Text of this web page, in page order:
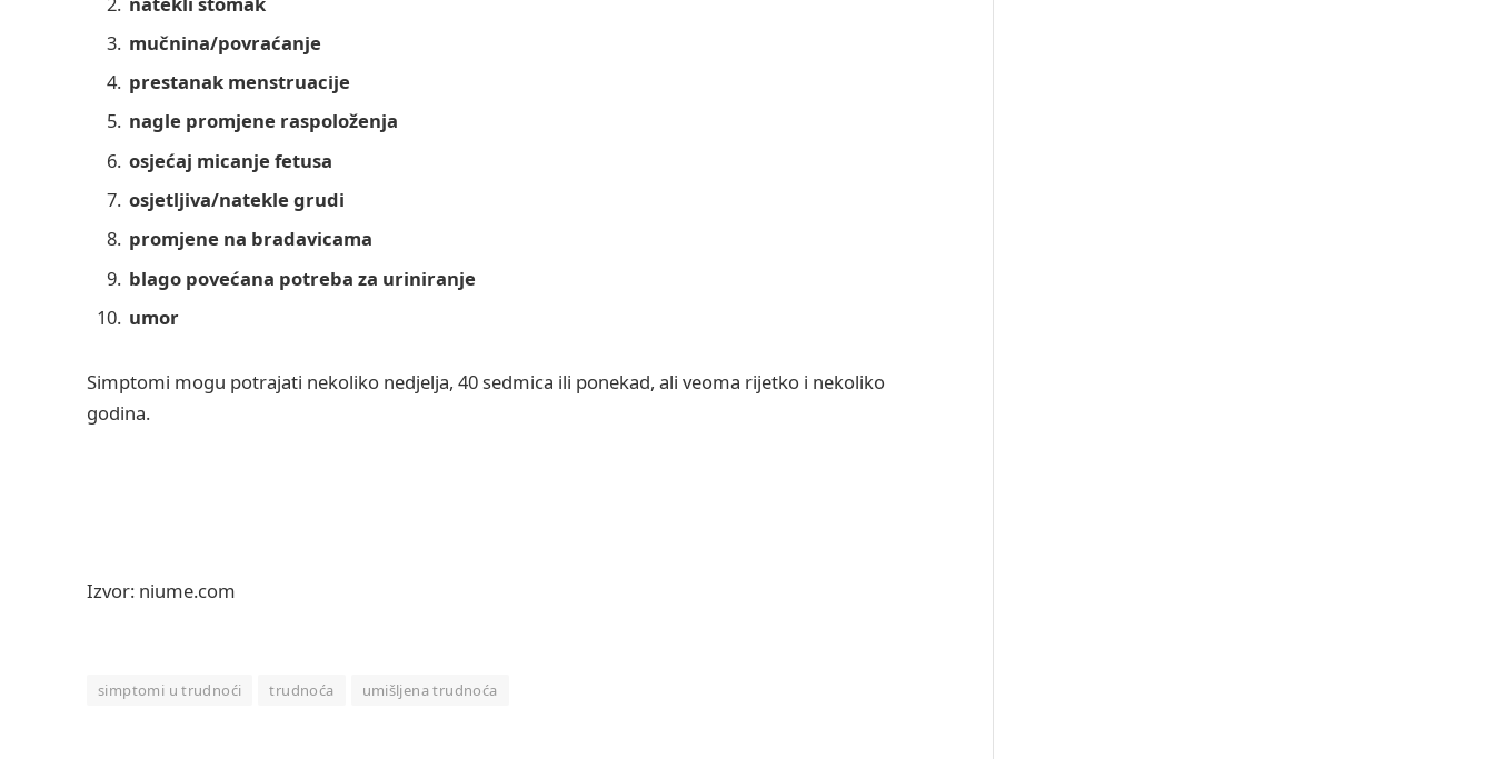
mučnina/povraćanje
prestanak menstruacije
nagle promjene raspoloženja
osjećaj micanje fetusa
osjetljiva/natekle grudi
promjene na bradavicama
blago povećana potreba za uriniranje
umor
Simptomi mogu potrajati nekoliko nedjelja, 40 sedmica ili ponekad, ali veoma rijetko i nekoliko
godina.
Izvor: niume.com
simptomi u trudnoći trudnoća umišljena trudnoća